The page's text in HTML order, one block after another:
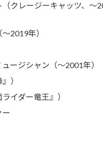
（クレージーキャッツ、
2019年）
ージシャン（～2001年）
）
イダー竜王』）
ー